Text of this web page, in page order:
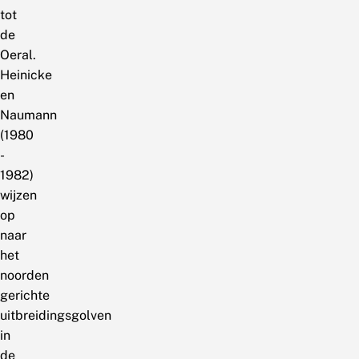
tot
de
Oeral.
Heinicke
en
Naumann
(1980
-
1982)
wijzen
op
naar
het
noorden
gerichte
uitbreidingsgolven
in
de